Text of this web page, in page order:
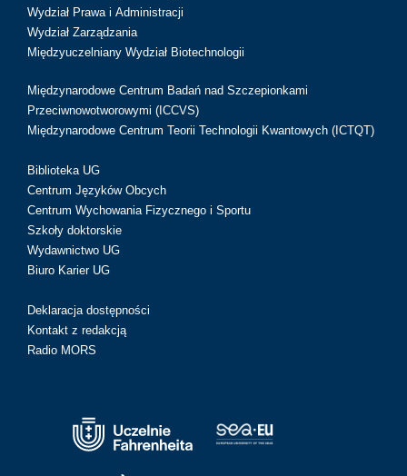
Wydział Prawa i Administracji
Wydział Zarządzania
Międzyuczelniany Wydział Biotechnologii
Międzynarodowe Centrum Badań nad Szczepionkami
Przeciwnowotworowymi (ICCVS)
Międzynarodowe Centrum Teorii Technologii Kwantowych (ICTQT)
Biblioteka UG
Centrum Języków Obcych
Centrum Wychowania Fizycznego i Sportu
Szkoły doktorskie
Wydawnictwo UG
Biuro Karier UG
Deklaracja dostępności
Kontakt z redakcją
Radio MORS